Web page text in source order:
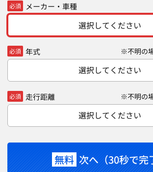
必須 メーカー・車種
選択してください
必須 年式 ※不明の
選択してください
必須 走行距離 ※不明の
選択してください
無料 次へ（30秒で完